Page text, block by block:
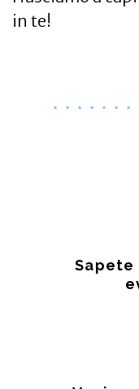
in te!
Sapete